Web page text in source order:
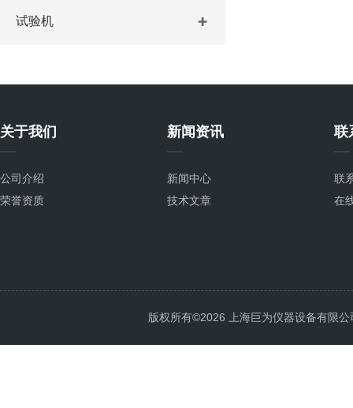
试验机
关于我们
公司介绍
荣誉资质
新闻资讯
新闻中心
技术文章
联
联
在
版权所有©2026 上海巨为仪器设备有限